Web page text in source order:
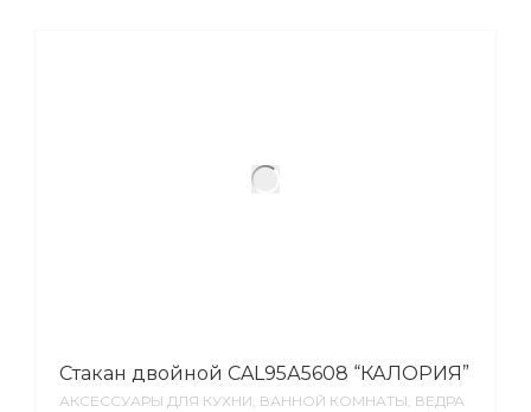
Стакан двойной CAL95А5608 “КАЛОРИЯ”
АКСЕССУАРЫ ДЛЯ КУХНИ, ВАННОЙ КОМНАТЫ, ВЕДРА